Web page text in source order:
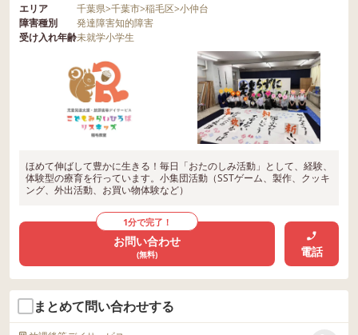
エリア 千葉県>千葉市>稲毛区>小仲台
障害種別
発達障害知的障害
受け入れ年齢未就学小学生
ほめて伸ばして豊かに生きる！毎日「おたのしみ活動」として、経験、
体験型の療育を行っています。小集団活動（SSTゲーム、製作、クッキ
ング、外出活動、お買い物体験など）
1分で完了！
お問い合わせ
(無料) 電話
まとめて問い合わせする